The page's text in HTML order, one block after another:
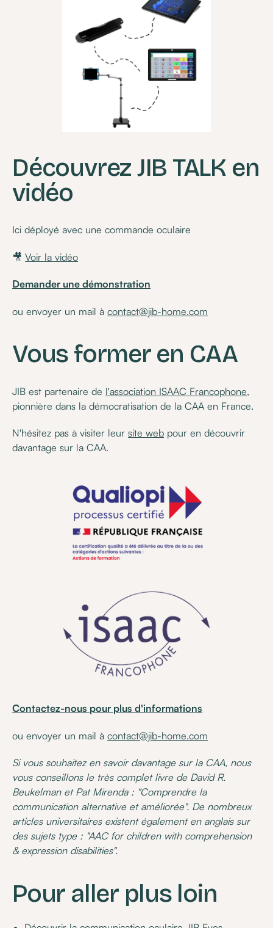
Découvrez JIB TALK en
vidéo
Ici déployé avec une commande oculaire
🎥Voir la vidéo
Demander une démonstration
ou envoyer un mail àcontact@jib-home.com
Vous former en CAA
JIB est partenaire de l'association ISAAC Francophone,
pionnière dans la démocratisation de la CAA en France.
N'hésitez pas à visiter leursite web pour en découvrir
davantage sur la CAA.
Contactez-nous pour plus d'informations
ou envoyer un mail àcontact@jib-home.com
Si vous souhaitez en savoir davantage sur la CAA, nous
vous conseillons le très complet livre de David R.
Beukelman et Pat Mirenda : "Comprendre la
communication alternative et améliorée". De nombreux
articles universitaires existent également en anglais sur
des sujets type : "AAC for children with comprehension
& expression disabilities".
Pour aller plus loin